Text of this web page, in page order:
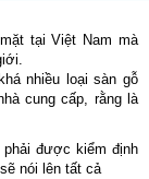
tại Việt Nam mà
nhiều loại sàn gỗ
cung cấp, rằng là
được kiểm định
nói lên tất cả